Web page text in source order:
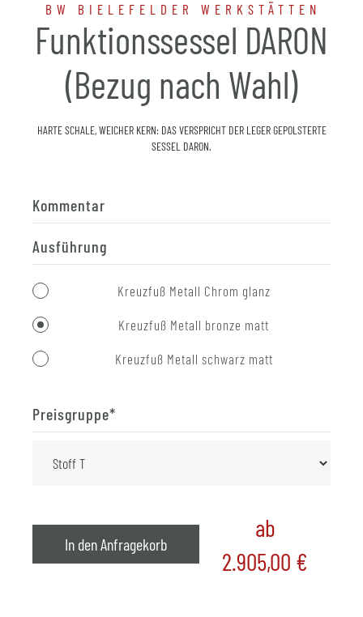
BW BIELEFELDER WERKSTÄTTEN
Funktionssessel DARON
(Bezug nach Wahl)
HARTE SCHALE, WEICHER KERN: DAS VERSPRICHT DER LEGER GEPOLSTERTE
SESSEL DARON.
Kommentar
Ausführung
Kreuzfuß Metall Chrom glanz
Kreuzfuß Metall bronze matt
Kreuzfuß Metall schwarz matt
Preisgruppe*
In den Anfragekorb
ab
2.905,00 €